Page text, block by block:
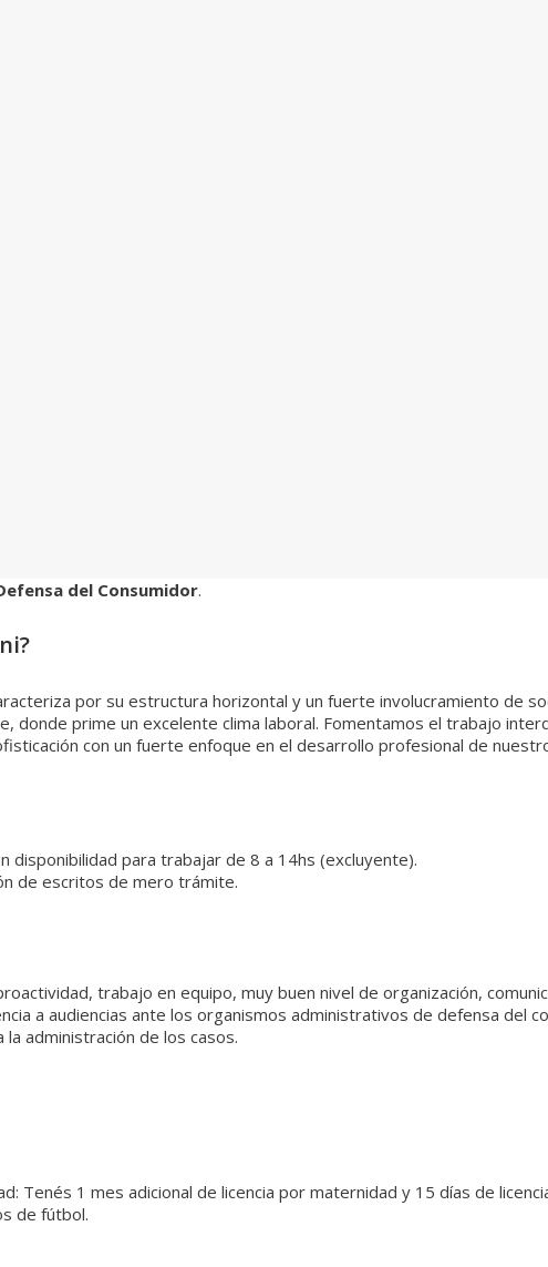
del Consumidor.
por su estructura horizontal y un fuerte involucramiento de
donde prime un excelente clima laboral. Fomentamos el trabajo
con un fuerte enfoque en el desarrollo profesional de
disponibilidad para trabajar de 8 a 14hs (excluyente).
de escritos de mero trámite.
trabajo en equipo, muy buen nivel de organización,
a audiencias ante los organismos administrativos de defensa del
administración de los casos.
Tenés 1 mes adicional de licencia por maternidad y 15 días de
de fútbol.